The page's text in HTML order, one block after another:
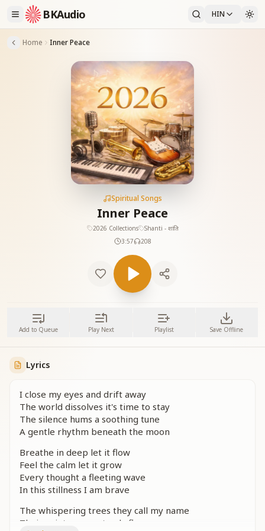
BKAudio HIN
Home Inner Peace
Spiritual Songs
Inner Peace
2026 Collections
Shanti - शांति
3:57
208
Add to Queue Play Next Playlist Save Offline
Lyrics
I close my eyes and drift away
The world dissolves it's time to stay
The silence hums a soothing tune
A gentle rhythm beneath the moon
Breathe in deep let it flow
Feel the calm let it grow
Every thought a fleeting wave
In this stillness I am brave
The whispering trees they call my name
Their quiet song a steady flame